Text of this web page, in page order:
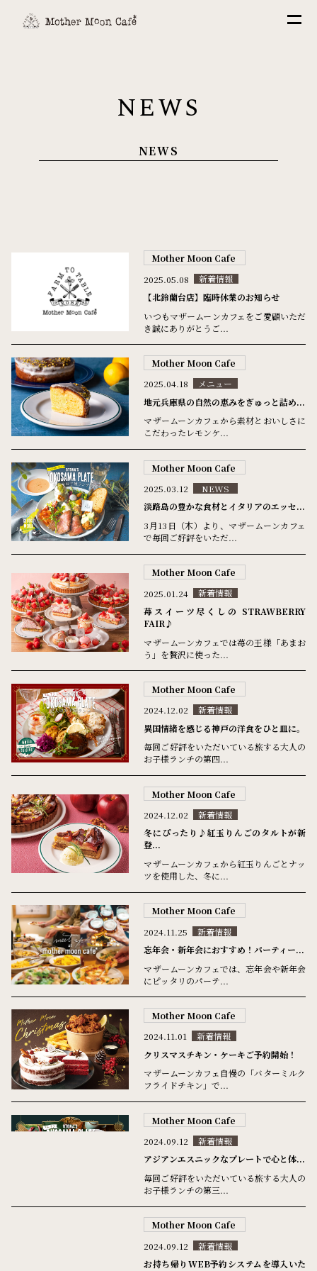
NEWS
NEWS
Mother Moon Cafe
2025.05.08
新着情報
【北鈴蘭台店】臨時休業のお知らせ
いつもマザームーンカフェをご愛顧いただ
き誠にありがとうご...
Mother Moon Cafe
2025.04.18
メニュー
地元兵庫県の自然の恵みをぎゅっと詰め...
マザームーンカフェから素材とおいしさに
こだわったレモンケ...
Mother Moon Cafe
2025.03.12
NEWS
淡路島の豊かな食材とイタリアのエッセ...
3月13日（木）より、マザームーンカフェ
で毎回ご好評をいただ...
Mother Moon Cafe
2025.01.24
新着情報
苺スイーツ尽くしの STRAWBERRY
FAIR♪
マザームーンカフェでは苺の王様「あまお
う」を贅沢に使った...
Mother Moon Cafe
2024.12.02
新着情報
異国情緒を感じる神戸の洋食をひと皿に。
毎回ご好評をいただいている旅する大人の
お子様ランチの第四...
Mother Moon Cafe
2024.12.02
新着情報
冬にぴったり♪紅玉りんごのタルトが新
登...
マザームーンカフェから紅玉りんごとナッ
ツを使用した、冬に...
Mother Moon Cafe
2024.11.25
新着情報
忘年会・新年会におすすめ！パーティー...
マザームーンカフェでは、忘年会や新年会
にピッタリのパーテ...
Mother Moon Cafe
2024.11.01
新着情報
クリスマスチキン・ケーキご予約開始！
マザームーンカフェ自慢の「バターミルク
フライドチキン」で...
Mother Moon Cafe
2024.09.12
新着情報
アジアンエスニックなプレートで心と体...
毎回ご好評をいただいている旅する大人の
お子様ランチの第三...
Mother Moon Cafe
2024.09.12
新着情報
お持ち帰りWEB予約システムを導入いた